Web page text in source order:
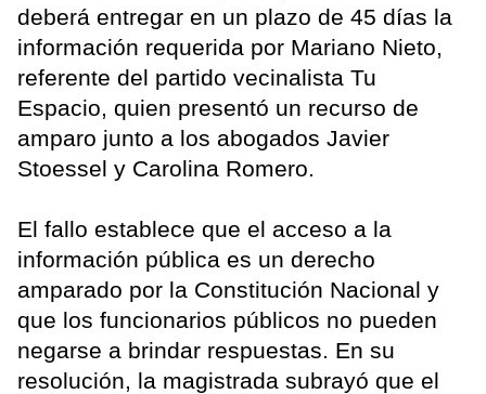
deberá entregar en un plazo de 45 días la
información requerida por Mariano Nieto,
referente del partido vecinalista Tu
Espacio, quien presentó un recurso de
amparo junto a los abogados Javier
Stoessel y Carolina Romero.
El fallo establece que el acceso a la
información pública es un derecho
amparado por la Constitución Nacional y
que los funcionarios públicos no pueden
negarse a brindar respuestas. En su
resolución, la magistrada subrayó que el